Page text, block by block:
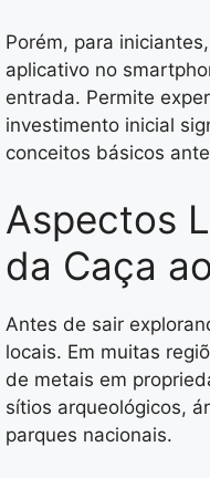
Porém, para
aplicativo no
entrada. Permite
investimento inicial
conceitos básicos
Aspectos
da Caça
Antes de sair
locais. Em muitas
de metais em
sítios arqueológicos,
parques nacionais.